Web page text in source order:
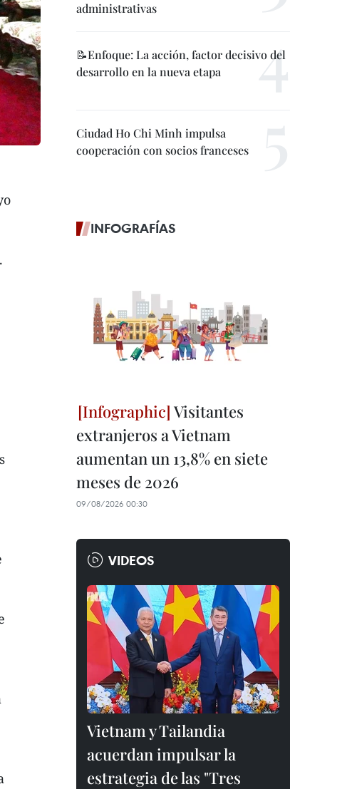
administrativas
📝Enfoque: La acción, factor decisivo del
desarrollo en la nueva etapa
Ciudad Ho Chi Minh impulsa
cooperación con socios franceses
INFOGRAFÍAS
Visitantes
extranjeros a Vietnam
aumentan un 13,8% en siete
meses de 2026
09/08/2026 00:30
VIDEOS
Vietnam y Tailandia
acuerdan impulsar la
estrategia de las "Tres